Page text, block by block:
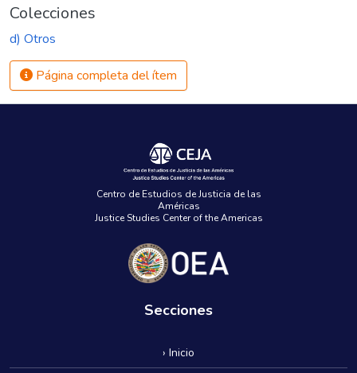
Colecciones
d) Otros
Página completa del ítem
Centro de Estudios de Justicia de las
Américas
Justice Studies Center of the Americas
Secciones
› Inicio